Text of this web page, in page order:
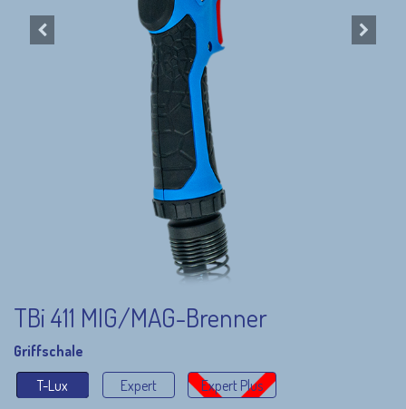
TBi 411 MIG/MAG-Brenner
Griffschale
T-Lux
Expert Expert Plus